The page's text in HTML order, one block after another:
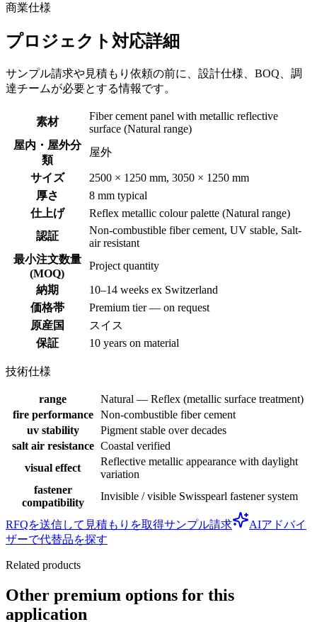
商業仕様
プロジェクト対応詳細
サンプル請求や見積もり依頼の前に、設計仕様、BOQ、調
達チームが必要とする情報です。
素材
Fiber cement panel with metallic reflective
surface (Natural range)
屋内・屋外分
類
屋外
サイズ
2500 × 1250 mm, 3050 × 1250 mm
厚さ
8 mm typical
仕上げ
Reflex metallic colour palette (Natural range)
認証
Non-combustible fiber cement, UV stable, Salt-
air resistant
最小注文数量
(MOQ)
Project quantity
納期
10–14 weeks ex Switzerland
価格帯
Premium tier — on request
原産国
スイス
保証
10 years on material
技術仕様
range
Natural — Reflex (metallic surface treatment)
fire performance
Non-combustible fiber cement
uv stability
Pigment stable over decades
salt air resistance Coastal verified
visual effect
Reflective metallic appearance with daylight
variation
fastener
compatibility
Invisible / visible Swisspearl fastener system
RFQを送信して見積もりを取得サンプル請求
AIアドバイ
ザーで代替品を探す
Related products
Other premium options for this
application